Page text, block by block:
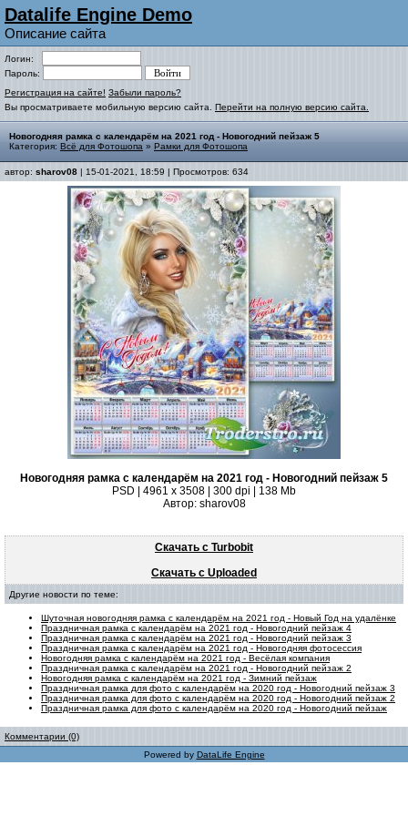
Datalife Engine Demo
Описание сайта
Логин:
Пароль:
Регистрация на сайте! Забыли пароль?
Вы просматриваете мобильную версию сайта. Перейти на полную версию сайта.
Новогодняя рамка с календарём на 2021 год - Новогодний пейзаж 5
Категория: Всё для Фотошопа » Рамки для Фотошопа
автор: sharov08 | 15-01-2021, 18:59 | Просмотров: 634
Новогодняя рамка с календарём на 2021 год - Новогодний пейзаж 5
PSD | 4961 х 3508 | 300 dpi | 138 Mb
Автор: sharov08
Скачать с Turbobit
Скачать с Uploaded
Другие новости по теме:
Шуточная новогодняя рамка с календарём на 2021 год - Новый Год на удалёнке
Праздничная рамка с календарём на 2021 год - Новогодний пейзаж 4
Праздничная рамка с календарём на 2021 год - Новогодний пейзаж 3
Праздничная рамка с календарём на 2021 год - Новогодняя фотосессия
Новогодняя рамка с календарём на 2021 год - Весёлая компания
Праздничная рамка с календарём на 2021 год - Новогодний пейзаж 2
Новогодняя рамка с календарём на 2021 год - Зимний пейзаж
Праздничная рамка для фото с календарём на 2020 год - Новогодний пейзаж 3
Праздничная рамка для фото с календарём на 2020 год - Новогодний пейзаж 2
Праздничная рамка для фото с календарём на 2020 год - Новогодний пейзаж
Комментарии (0)
Powered by DataLife Engine